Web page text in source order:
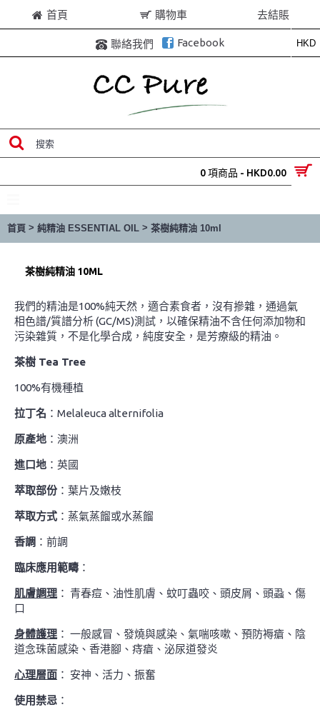
首頁 購物車 去結賬
HKD
聯絡我們 Facebook
0 項商品 - HKD0.00
首頁 > 純精油 ESSENTIAL OIL > 茶樹純精油 10ml
茶樹純精油 10ML
我們的精油是100%純天然，適合素食者，沒有摻雜，通過氣
相色譜/質譜分析 (GC/MS)測試，以確保精油不含任何添加物和
污染雜質，不是化學合成，純度安全，是芳療級的精油。
茶樹 Tea Tree
100%有機種植
拉丁名 ：Melaleuca alternifolia
原產地 ：澳洲
進口地 ：英國
萃取部份：葉片及嫩枝
萃取方式 ：蒸氣蒸餾或水蒸餾
香調 ：前調
臨床應用範疇 ：
肌膚調理 ： 青春痘、油性肌膚、蚊叮蟲咬、頭皮屑、頭蝨、傷
口
身體護理 ： 一般感冒、發燒與感染、氣喘咳嗽、預防褥瘡、陰
道念珠菌感染、香港腳、痔瘡、泌尿道發炎
心理層面 ： 安神、活力、振奮
使用禁忌 ：